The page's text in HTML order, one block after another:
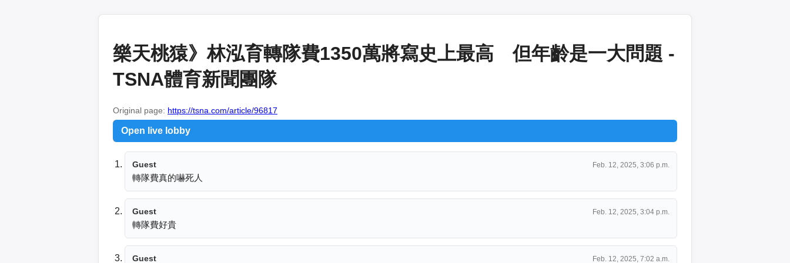
樂天桃猿》林泓育轉隊費1350萬將寫史上最高 但年齡是一大問題 -
TSNA體育新聞團隊
Original page: https://tsna.com/article/96817
Open live lobby
Guest Feb. 12, 2025, 3:06 p.m.
轉隊費真的嚇死人
Guest Feb. 12, 2025, 3:04 p.m.
轉隊費好貴
Guest Feb. 12, 2025, 7:02 a.m.